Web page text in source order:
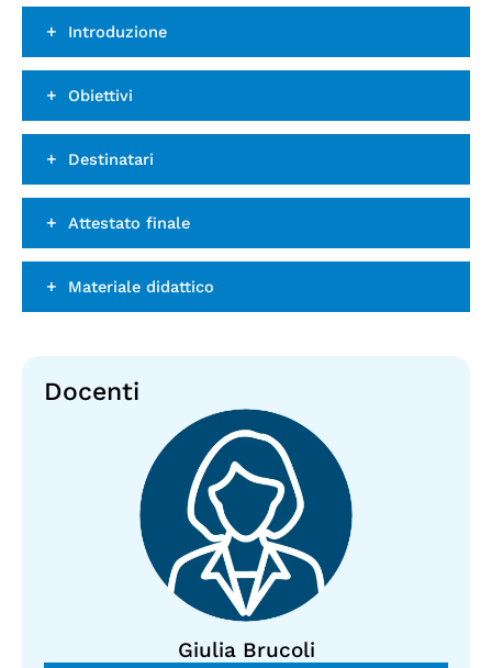
Introduzione
Obiettivi
Destinatari
Attestato finale
Materiale didattico
Docenti
Giulia Brucoli